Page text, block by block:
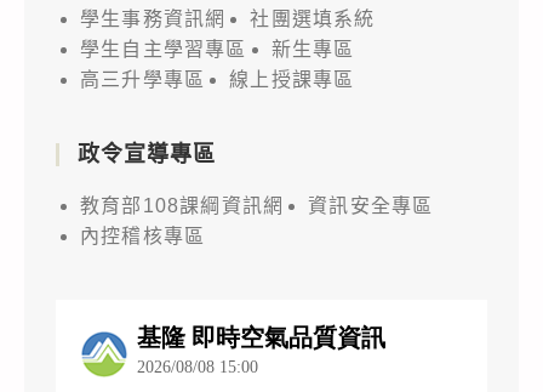
學生事務資訊網
社團選填系統
學生自主學習專區
新生專區
高三升學專區
線上授課專區
政令宣導專區
教育部108課綱資訊網
資訊安全專區
內控稽核專區